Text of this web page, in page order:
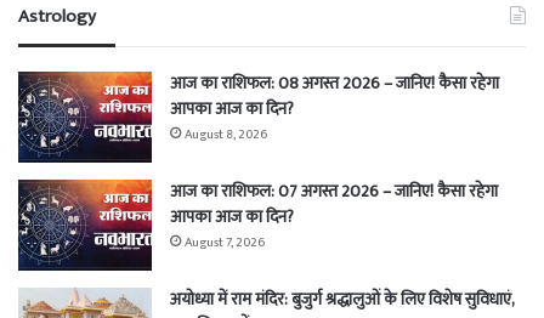
Astrology
आज का राशिफल: 08 अगस्त 2026 – जानिए! कैसा रहेगा
आपका आज का दिन?
August 8, 2026
आज का राशिफल: 07 अगस्त 2026 – जानिए! कैसा रहेगा
आपका आज का दिन?
August 7, 2026
अयोध्या में राम मंदिर: बुजुर्ग श्रद्धालुओं के लिए विशेष सुविधाएं,